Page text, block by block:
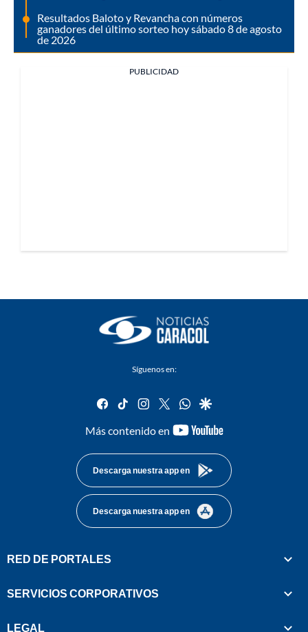
Resultados Baloto y Revancha con números
ganadores del último sorteo hoy sábado 8 de agosto
de 2026
PUBLICIDAD
Síguenos en:
facebook
tiktok instagram
twitterwhatsapp
google
Más contenido en
youtube-
Descarga nuestra app en
Descarga nuestra app en
RED DE PORTALES
SERVICIOS CORPORATIVOS
LEGAL